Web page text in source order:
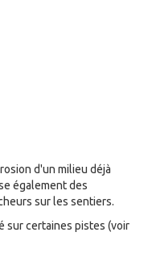
d'un milieu déjà
également des
sur les sentiers.
sur certaines pistes (voir